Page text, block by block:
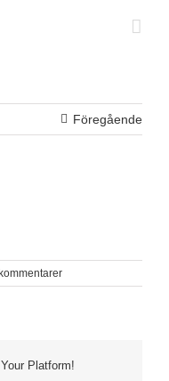
Föregående
Platform!